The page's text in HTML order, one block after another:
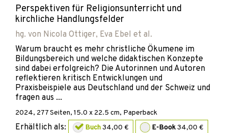
Perspektiven für Religionsunterricht und
kirchliche Handlungsfelder
hg. von Nicola Ottiger, Eva Ebel et al.
Warum braucht es mehr christliche Ökumene im
Bildungsbereich und welche didaktischen Konzepte
sind dabei erfolgreich? Die Autorinnen und Autoren
reflektieren kritisch Entwicklungen und
Praxisbeispiele aus Deutschland und der Schweiz und
fragen aus ...
2024, 277Seiten, 15.0 x 22.5 cm, Paperback
Erhältlich als: Buch34,00 € E-Book34,00 €